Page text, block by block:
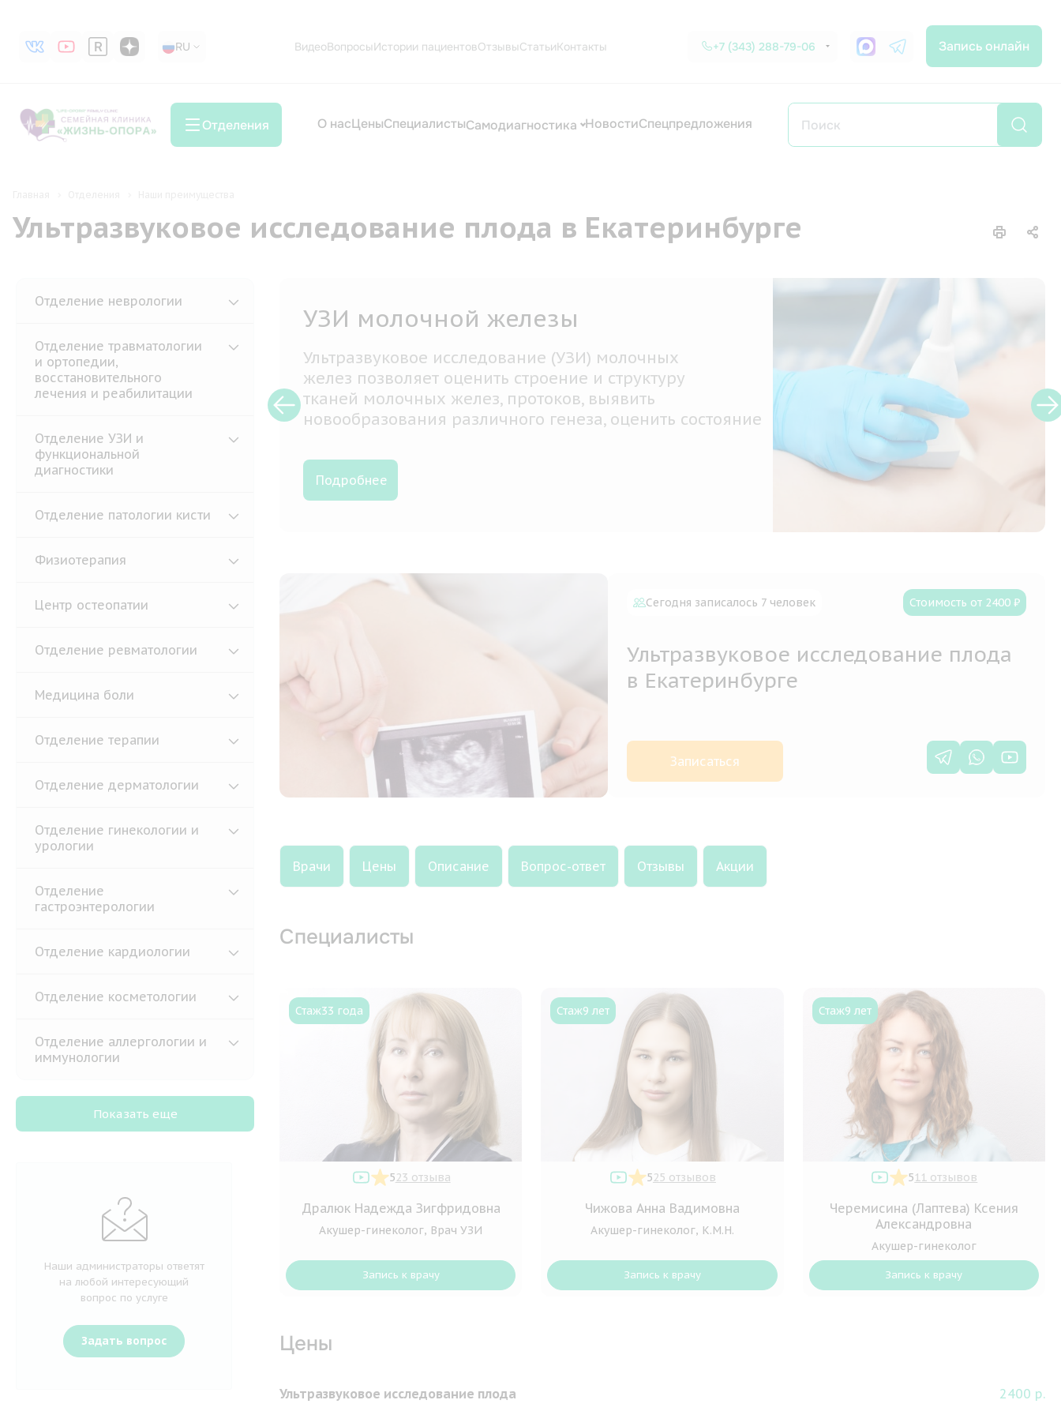
RU
RU ВидеоВопросыИстории пациентовОтзывыСтатьиКонтакты +7 (343) 288-79-06 Запись онлайн
Отделения О насЦеныСпециалистыСамодиагностика НовостиСпецпредложения
Ультразвуковое исследование плода в Екатеринбурге
Отделение неврологии
Отделение травматологии
и ортопедии,
восстановительного
лечения и реабилитации
Отделение УЗИ и
функциональной
диагностики
Отделение патологии кисти
Физиотерапия
Центр остеопатии
Отделение ревматологии
Медицина боли
Отделение терапии
Отделение дерматологии
Отделение гинекологии и
урологии
Отделение
гастроэнтерологии
Отделение кардиологии
Отделение косметологии
Отделение аллергологии и
иммунологии
Показать еще
Наши администраторы ответят
на любой интересующий
вопрос по услуге
Задать вопрос
УЗИ молочной железы
Ультразвуковое исследование (УЗИ) молочных
желез позволяет оценить строение и структуру
тканей молочных желез, протоков, выявить
новообразования различного генеза, оценить состояние
Подробнее
Сегодня записалось 7 человек Стоимость от 2400 ₽
Ультразвуковое исследование плода
в Екатеринбурге
Записаться
Врачи Цены Описание Вопрос-ответ Отзывы Акции
Специалисты
Стаж33 года
523 отзыва
Дралюк Надежда Зигфридовна
Акушер-гинеколог, Врач УЗИ
Запись к врачу
Стаж9 лет
525 отзывов
Чижова Анна Вадимовна
Акушер-гинеколог, К.М.Н.
Запись к врачу
Стаж9 лет
511 отзывов
Черемисина (Лаптева) Ксения
Александровна
Акушер-гинеколог
Запись к врачу
Цены
2400 р.
Ультразвуковое исследование плода